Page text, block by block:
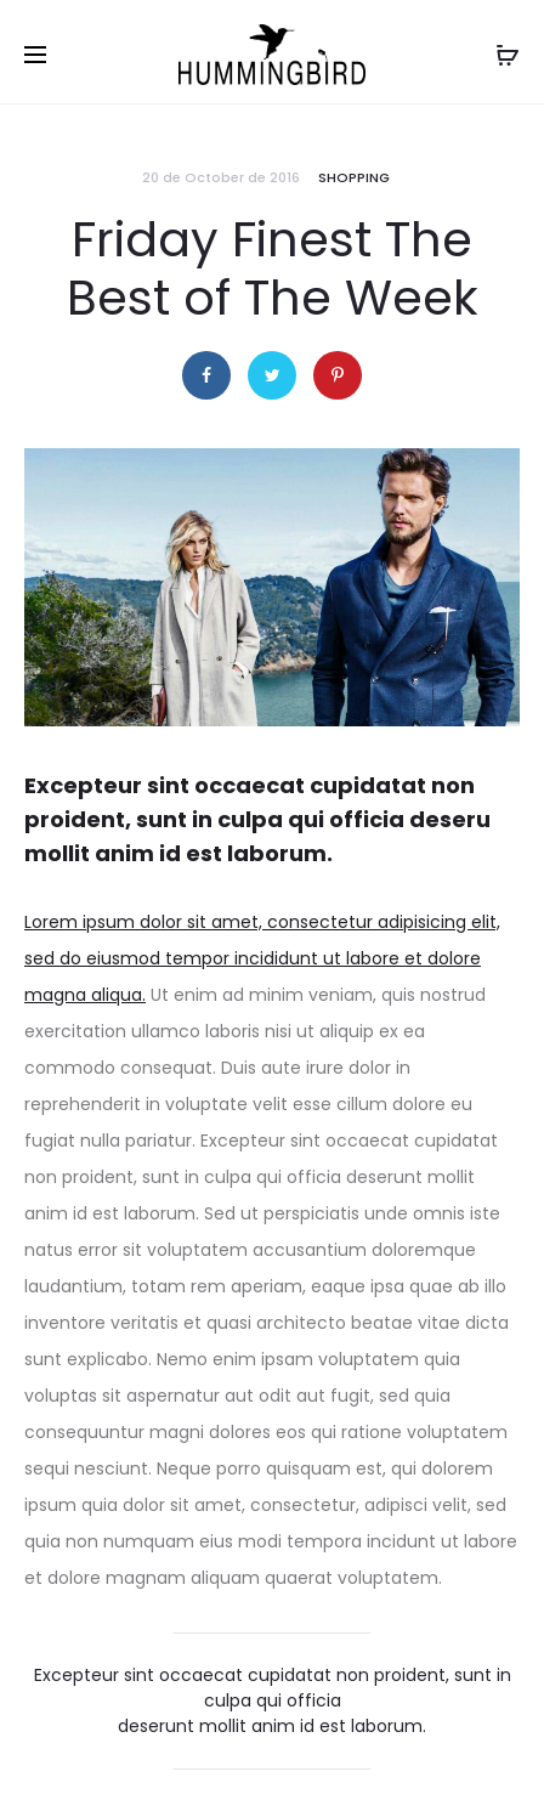
20 de October de 2016 SHOPPING
Friday Finest The
Best of The Week
Excepteur sint occaecat cupidatat non
proident, sunt in culpa qui officia deseru
mollit anim id est laborum.
Lorem ipsum dolor sit amet, consectetur adipisicing elit,
sed do eiusmod tempor incididunt ut labore et dolore
magna aliqua. Ut enim ad minim veniam, quis nostrud
exercitation ullamco laboris nisi ut aliquip ex ea
commodo consequat. Duis aute irure dolor in
reprehenderit in voluptate velit esse cillum dolore eu
fugiat nulla pariatur. Excepteur sint occaecat cupidatat
non proident, sunt in culpa qui officia deserunt mollit
anim id est laborum. Sed ut perspiciatis unde omnis iste
natus error sit voluptatem accusantium doloremque
laudantium, totam rem aperiam, eaque ipsa quae ab illo
inventore veritatis et quasi architecto beatae vitae dicta
sunt explicabo. Nemo enim ipsam voluptatem quia
voluptas sit aspernatur aut odit aut fugit, sed quia
consequuntur magni dolores eos qui ratione voluptatem
sequi nesciunt. Neque porro quisquam est, qui dolorem
ipsum quia dolor sit amet, consectetur, adipisci velit, sed
quia non numquam eius modi tempora incidunt ut labore
et dolore magnam aliquam quaerat voluptatem.
Excepteur sint occaecat cupidatat non proident, sunt in
culpa qui officia
deserunt mollit anim id est laborum.